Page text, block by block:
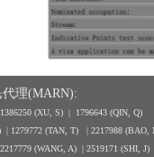
代理(MARN):
(XU, S) | 1796643 (QIN, Q)
| 1279772 (TAN, T) | 2217988 (BAO,
(WANG, A) | 2519171 (SHI, J)